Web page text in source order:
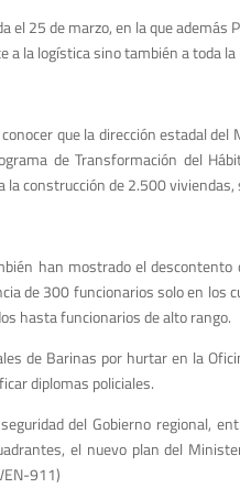
25 de marzo, en la que
la logística sino también a toda
que la dirección estadal
de Transformación del
construcción de 2.500
han mostrado el
de 300 funcionarios solo en
hasta funcionarios de alto rango.
de Barinas por hurtar en la
diplomas policiales.
del Gobierno regional,
el nuevo plan del
911)